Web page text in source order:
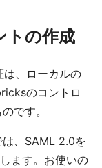
トの作成
、ローカルの
のコントロ
です。
、SAML 2.0を
ます。お使いの